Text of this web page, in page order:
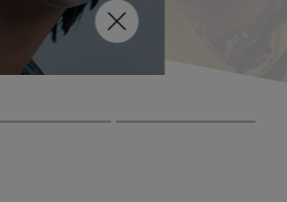
krijgen. Maar dit
worden
de juiste
hebben. Zorg er na deze
voor dat je een
Anthelios gebruikt.
LEER MEER